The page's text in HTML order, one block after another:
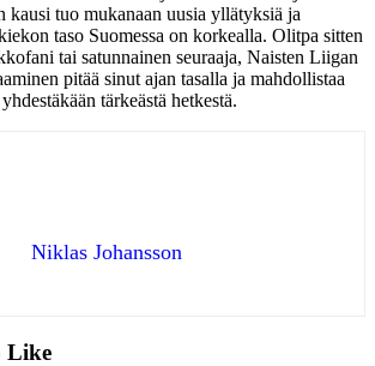
kausi tuo mukanaan uusia yllätyksiä ja
taso Suomessa on korkealla. Olitpa sitten
tai satunnainen seuraaja, Naisten Liigan
pitää sinut ajan tasalla ja mahdollistaa
tärkeästä hetkestä.
Niklas Johansson
Like